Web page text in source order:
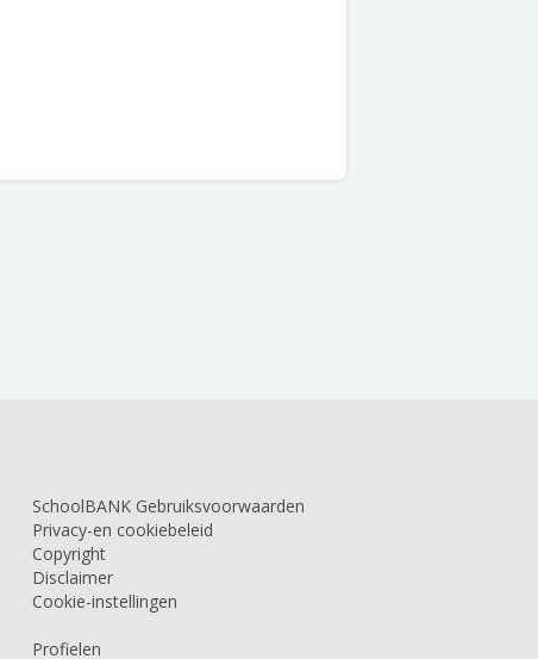
SchoolBANK Gebruiksvoorwaarden
Privacy-en cookiebeleid
Copyright
Disclaimer
Cookie-instellingen
Profielen